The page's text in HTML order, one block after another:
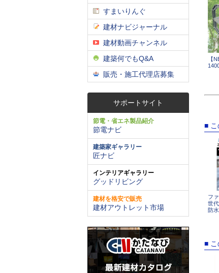
すまいりんぐ
建材ナビジャーナル
建材動画チャンネル
建築何でもQ&A
販売・施工代理店募集
サポートサイト
節電・省エネ製品紹介
節電ナビ
建築家ギャラリー
匠ナビ
インテリアギャラリー
グッドリビング
建材を格安で販売
建材アウトレット市場
【
■ こ
フ
世
防水
■ こ